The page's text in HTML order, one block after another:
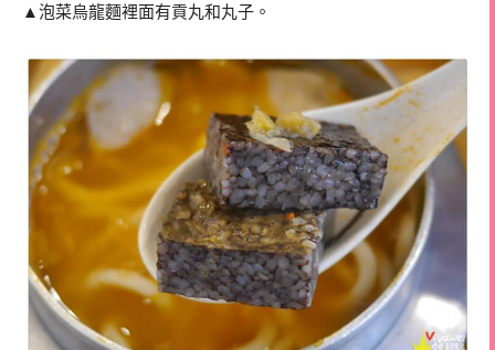
▲泡菜烏龍麵裡面有貢丸和丸子。